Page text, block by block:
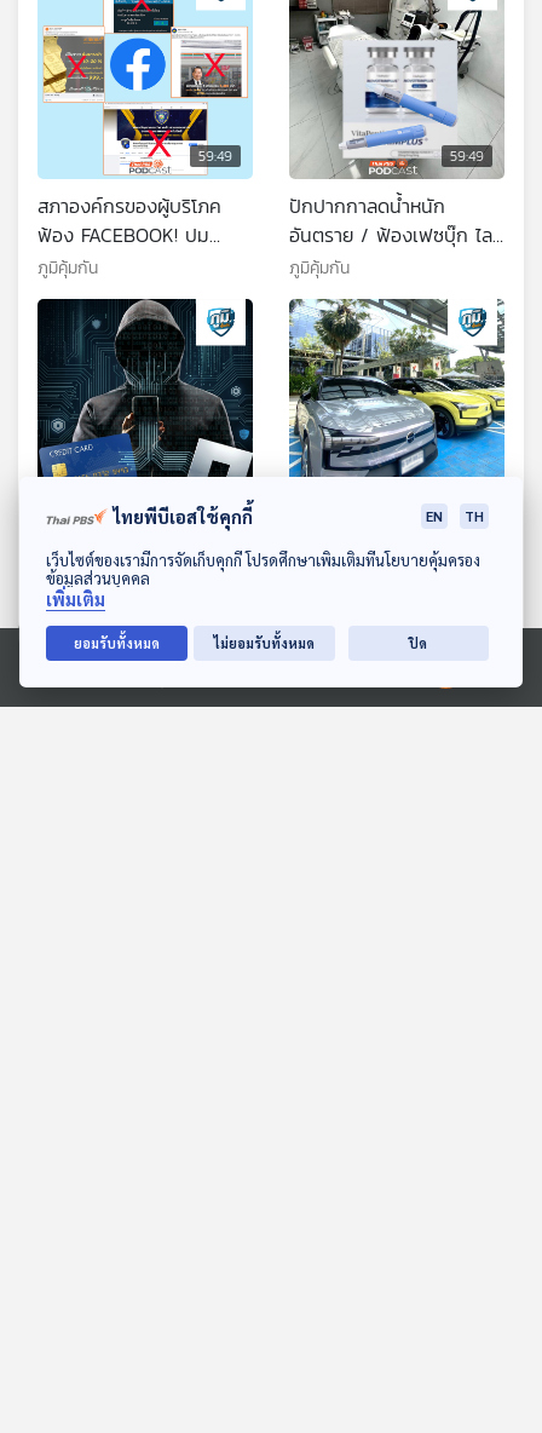
ดาวน์โหลด Thai PBS Podcast Application
Ⓒ 2020 องค์การกระจายเสียงและแพร่ภาพสาธารณะแห่งประเทศไทย
59:49
สภาองค์กรของผู้บริโภค
ฟ้อง FACEBOOK! ปม
โฆษณาหลอกลวงซ้ำซาก /
สารสกัดเมล็ดมะรุมช่วย
กรองไมโครพลาสติกได้
ภูมิคุ้มกัน
59:49
ปักปากกาลดน้ำหนัก
อันตราย / ฟ้องเฟซบุ๊ก ไลน์
App และ 9 ธนาคาร ฐาน
ปล่อยให้มีการหลอกลวง
ออนไลน์
ภูมิคุ้มกัน
เล่นเกม Roblox แค่คุยกับ
แอดมินเกมจะถูกขโมยข้อมูล
บัตรเครดิตได้จริงเหรอ /
ค่าไตสูงในนักกีฬาที่ยังหนุ่ม
เป็นไปได้อย่างไร
ภูมิคุ้มกัน
ไฟฟ้า Volvo EX30 เสี่ยงไฟ
ตอนที่เกี่ยวข้อง
ไทยพีบีเอสใช้คุกกี้ EN TH
เว็บไซต์ของเรามีการจัดเก็บคุกกี้ โปรดศึกษาเพิ่มเติมที่นโยบายคุ้มครอง
ข้อมูลส่วนบุคคล
เพิ่มเติม
ยอมรับทั้งหมด ไม่ยอมรับทั้งหมด ปิด